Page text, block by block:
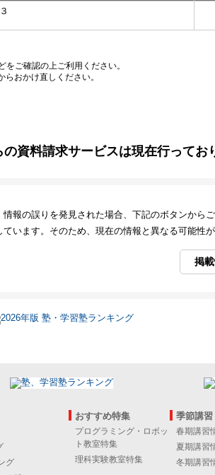
ご確認の上ご利用ください。
おかけ直しください。
資料請求サービスは現在行ってお
報の誤りを発見された場合、下記のボタンからご
います。そのため、現在の情報と異なる可能性が
掲
グ
おすすめ特集
プログラミング・ロボッ
ト教室特集
理科実験教室特集
季節講習
春期講習
夏期講習
冬期講習